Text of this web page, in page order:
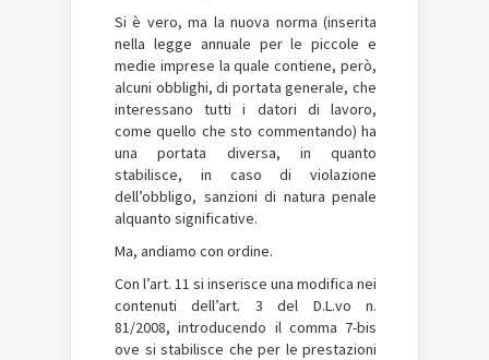
Si è vero, ma la nuova norma (inserita
nella legge annuale per le piccole e
medie imprese la quale contiene, però,
alcuni obblighi, di portata generale, che
interessano tutti i datori di lavoro,
come quello che sto commentando) ha
una portata diversa, in quanto
stabilisce, in caso di violazione
dell’obbligo, sanzioni di natura penale
alquanto significative.
Ma, andiamo con ordine.
Con l’art. 11 si inserisce una modifica nei
contenuti dell’art. 3 del D.L.vo n.
81/2008, introducendo il comma 7-bis
ove si stabilisce che per le prestazioni